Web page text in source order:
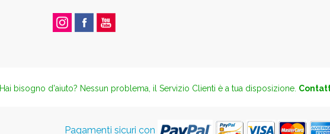
Hai bisogno d'aiuto? Nessun problema, il Servizio Clienti è a tua disposizione.
Pagamenti sicuri con